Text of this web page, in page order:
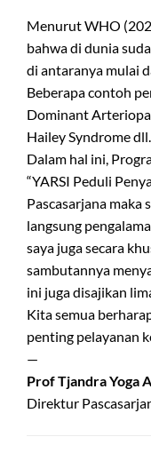
Menurut WHO
bahwa di dunia
di antaranya mulai
Beberapa contoh
Dominant
Hailey Syndrome dll.
Dalam hal ini,
“YARSI Peduli
Pascasarjana maka
langsung
saya juga secara
sambutannya
ini juga disajikan
Kita semua
penting pelayanan
—
Prof Tjandra Yoga
Direktur